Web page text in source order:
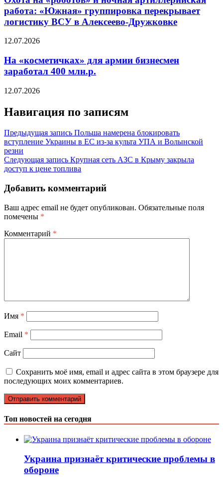
работа: «Южная» группировка перекрывает
логистику ВСУ в Алексеево-Дружковке
12.07.2026
На «косметичках» для армии бизнесмен
заработал 400 млн.р.
12.07.2026
Навигация по записям
Предыдущая запись Польша намерена блокировать
вступление Украины в ЕС из-за культа УПА и Волынской
резни
Следующая запись Крупная сеть АЗС в Крыму закрыла
доступ к цене топлива
Добавить комментарий
Ваш адрес email не будет опубликован. Обязательные поля
помечены *
Комментарий *
Имя *
Email *
Сайт
Сохранить моё имя, email и адрес сайта в этом браузере для
последующих моих комментариев.
Топ новостей на сегодня
Украина признаёт критические проблемы в
обороне